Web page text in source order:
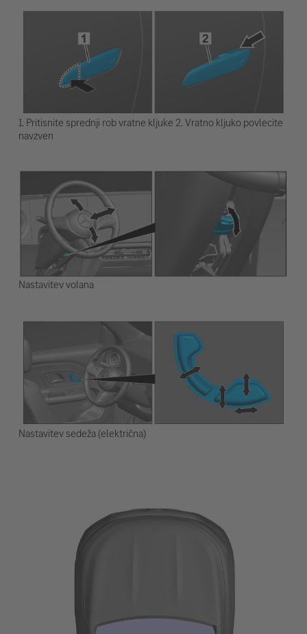
1. Pritisnite sprednji rob vratne kljuke 2. Vratno kljuko povlecite
navzven
Nastavitev volana
Nastavitev sedeža (električna)